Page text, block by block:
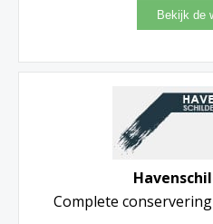
Complete